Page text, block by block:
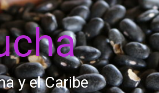
y el Caribe